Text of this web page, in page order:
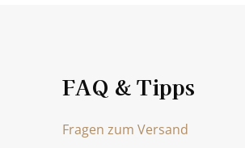
FAQ & Tipps
Fragen zum Versand